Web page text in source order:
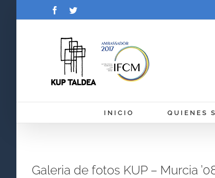
FacebookTwitter
INICIO QUIENES
Galeria de fotos KUP – Murcia